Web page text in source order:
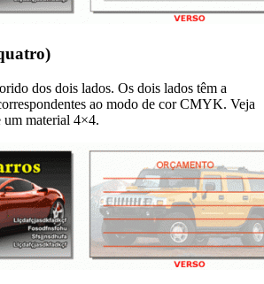
dos dois lados. Os dois lados têm a
ao modo de cor CMYK. Veja
um material 4×4.